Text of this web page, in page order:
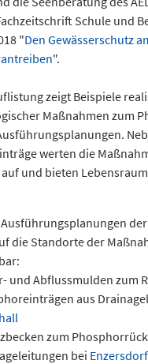
Schule und
"Den Gewässerschutz
".
zeigt Beispiele
Maßnahmen zum
werten die
und bieten
die Standorte der
und Abflussmulden zum
aus
zum
bei Enzersdorf